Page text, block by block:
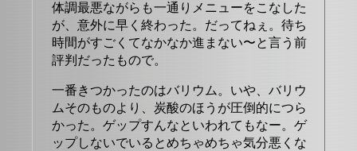
体調最悪ながらも一通りメニューをこなした
が、意外に早く終わった。だってねぇ。待ち
時間がすごくてなかなか進まない〜と言う前
評判だったもので。
一番きつかったのはバリウム。いや、バリウ
ムそのものより、炭酸のほうが圧倒的につら
かった。ゲップすんなといわれてもなー。ゲ
ップしないでいるとめちゃめちゃ気分悪くな